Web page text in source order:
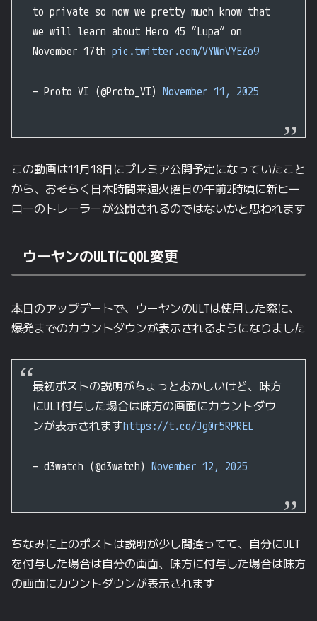
to private so now we pretty much know that
we will learn about Hero 45 “Lupa” on
November 17th pic.twitter.com/VYWnVYEZo9
— Proto VI (@Proto_VI) November 11, 2025
この動画は11月18日にプレミア公開予定になっていたこと
から、おそらく日本時間来週火曜日の午前2時頃に新ヒー
ローのトレーラーが公開されるのではないかと思われます
ウーヤンのULTにQOL変更
本日のアップデートで、ウーヤンのULTは使用した際に、
爆発までのカウントダウンが表示されるようになりました
最初ポストの説明がちょっとおかしいけど、味方
にULT付与した場合は味方の画面にカウントダウ
ンが表示されますhttps://t.co/Jg0r5RPREL
— d3watch (@d3watch) November 12, 2025
ちなみに上のポストは説明が少し間違ってて、自分にULT
を付与した場合は自分の画面、味方に付与した場合は味方
の画面にカウントダウンが表示されます